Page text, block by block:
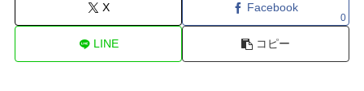
X Facebook
0
LINE コピー